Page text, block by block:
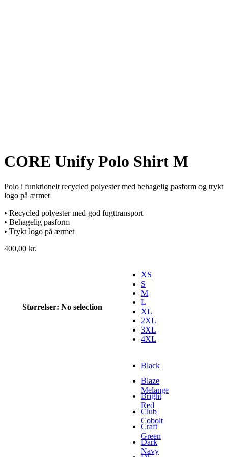
CORE Unify Polo Shirt M
Polo i funktionelt recycled polyester med behagelig pasform og trykt
logo på ærmet
• Recycled polyester med god fugttransport
• Behagelig pasform
• Trykt logo på ærmet
400,00 kr.
Størrelser: No selection
XS
S
M
L
XL
2XL
3XL
4XL
Black
Blaze
Melange
Bright
Red
Club
Cobolt
Craft
Green
Dark
Navy